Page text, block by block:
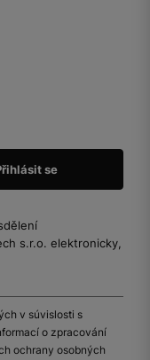
s.r.o. elektronicky,
v súvislosti s
o zpracování
ochrany osobných